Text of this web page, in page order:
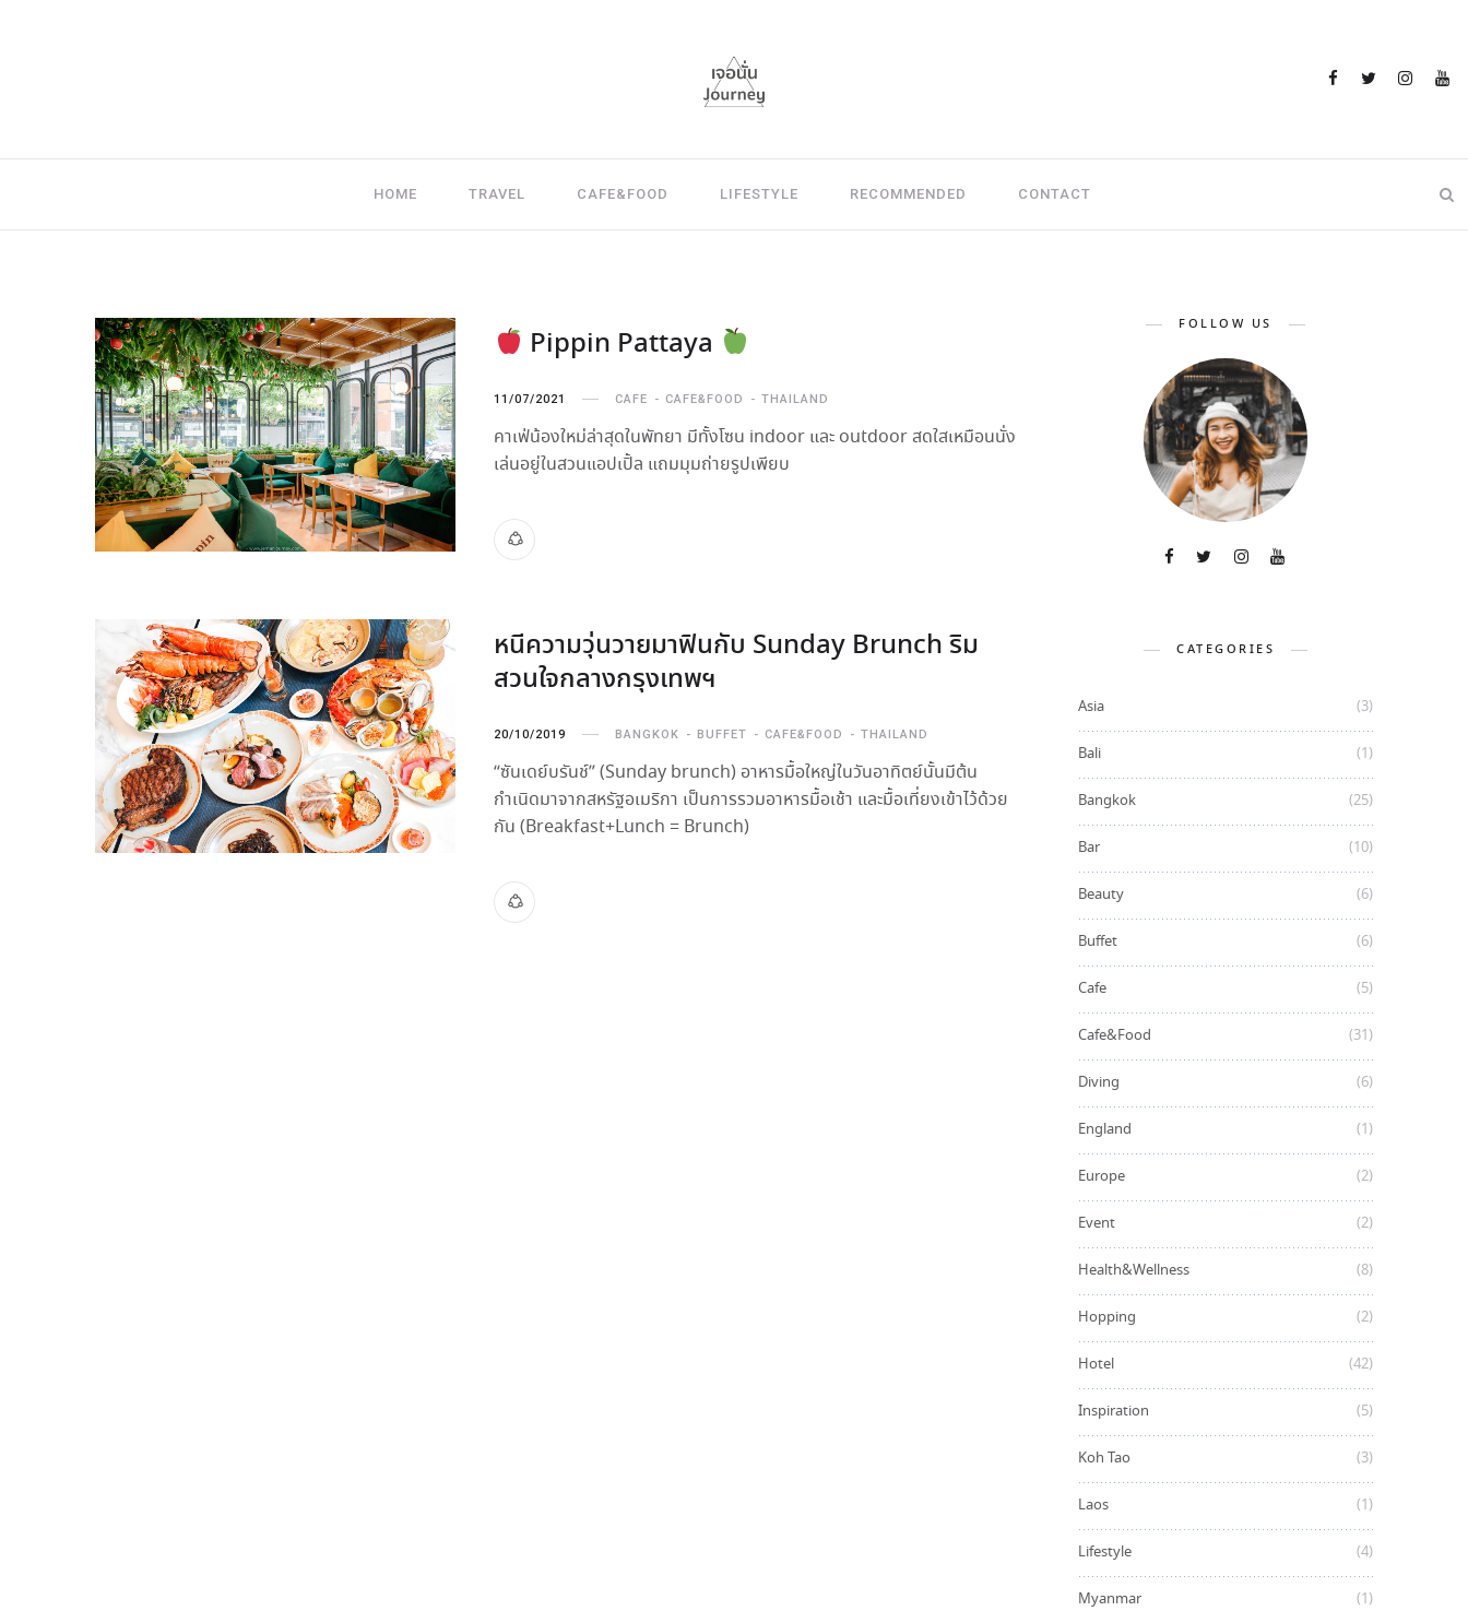
HOME TRAVEL CAFE&FOOD LIFESTYLE RECOMMENDED CONTACT
Pippin Pattaya
11/07/2021 CAFE CAFE&FOOD THAILAND
คาเฟ่น้องใหม่ล่าสุดในพัทยา มีทั้งโซน indoor และ outdoor สดใสเหมือนนั่ง
เล่นอยู่ในสวนแอปเปิ้ล แถมมุมถ่ายรูปเพียบ
หนีความวุ่นวายมาฟินกับ Sunday Brunch ริม
สวนใจกลางกรุงเทพฯ
20/10/2019 BANGKOK BUFFET CAFE&FOOD THAILAND
“ซันเดย์บรันช์” (Sunday brunch) อาหารมื้อใหญ่ในวันอาทิตย์นั้นมีต้น
กำเนิดมาจากสหรัฐอเมริกา เป็นการรวมอาหารมื้อเช้า และมื้อเที่ยงเข้าไว้ด้วย
กัน (Breakfast+Lunch = Brunch)
FOLLOW US
CATEGORIES
Asia (3)
Bali (1)
Bangkok (25)
Bar (10)
Beauty (6)
Buffet (6)
Cafe (5)
Cafe&Food (31)
Diving (6)
England (1)
Europe (2)
Event (2)
Health&Wellness (8)
Hopping (2)
Hotel (42)
Inspiration (5)
Koh Tao (3)
Laos (1)
Lifestyle (4)
Myanmar (1)